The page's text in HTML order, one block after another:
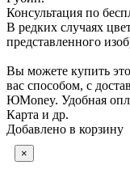
Консультация по
В редких случаях
представленного
Вы можете купить
вас способом, с
ЮMoney. Удобная
Карта и др.
Добавлено в корзину
×